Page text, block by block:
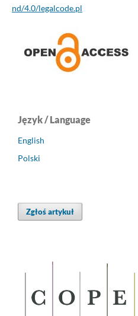
nd/4.0/legalcode.pl
Język / Language
English
Polski
Zgłoś artykuł